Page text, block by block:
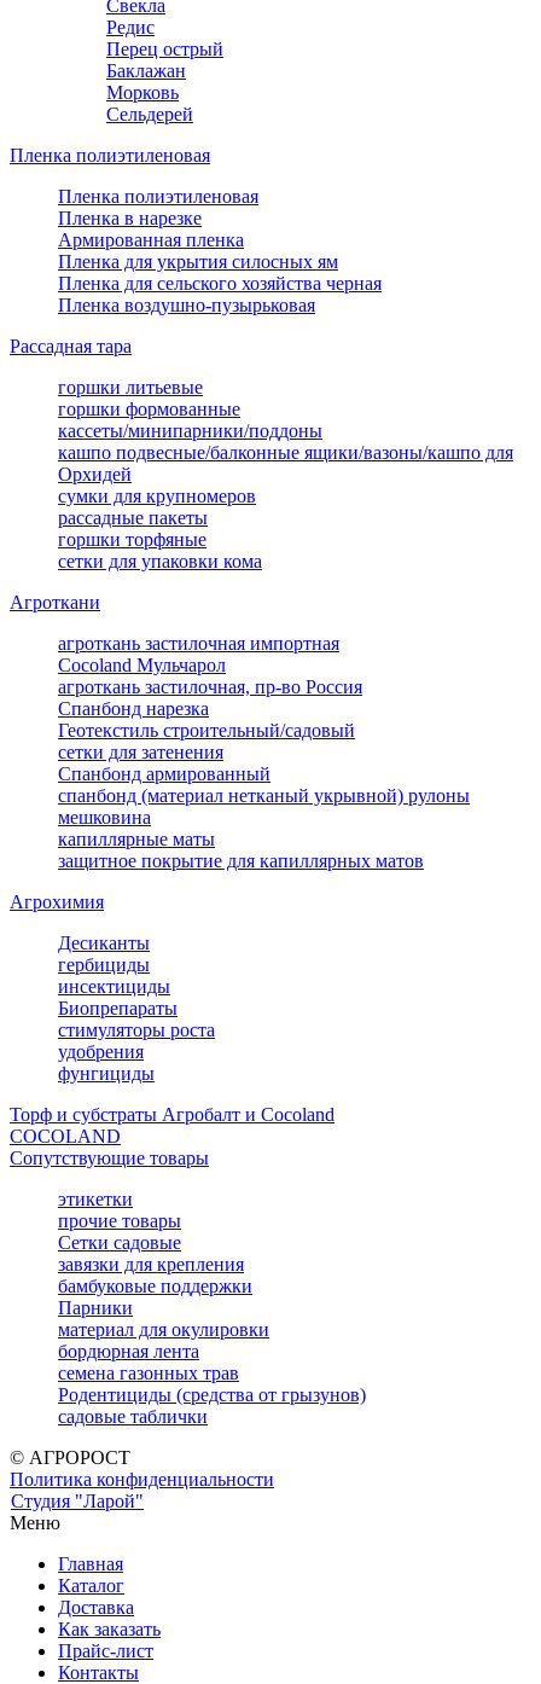
Свекла
Редис
Перец острый
Баклажан
Морковь
Сельдерей
Пленка полиэтиленовая
Пленка полиэтиленовая
Пленка в нарезке
Армированная пленка
Пленка для укрытия силосных ям
Пленка для сельского хозяйства черная
Пленка воздушно-пузырьковая
Рассадная тара
горшки литьевые
горшки формованные
кассеты/минипарники/поддоны
кашпо подвесные/балконные ящики/вазоны/кашпо для
Орхидей
сумки для крупномеров
рассадные пакеты
горшки торфяные
сетки для упаковки кома
Агроткани
агроткань застилочная импортная
Cocoland Мульчарол
агроткань застилочная, пр-во Россия
Спанбонд нарезка
Геотекстиль строительный/садовый
сетки для затенения
Спанбонд армированный
спанбонд (материал нетканый укрывной) рулоны
мешковина
капиллярные маты
защитное покрытие для капиллярных матов
Агрохимия
Десиканты
гербициды
инсектициды
Биопрепараты
стимуляторы роста
удобрения
фунгициды
Торф и субстраты Агробалт и Cocoland
COCOLAND
Сопутствующие товары
этикетки
прочие товары
Сетки садовые
завязки для крепления
бамбуковые поддержки
Парники
материал для окулировки
бордюрная лента
семена газонных трав
Родентициды (средства от грызунов)
садовые таблички
© АГРОРОСТ
Политика конфиденциальности
Студия "Ларой"
Меню
Главная
Каталог
Доставка
Как заказать
Прайс-лист
Контакты